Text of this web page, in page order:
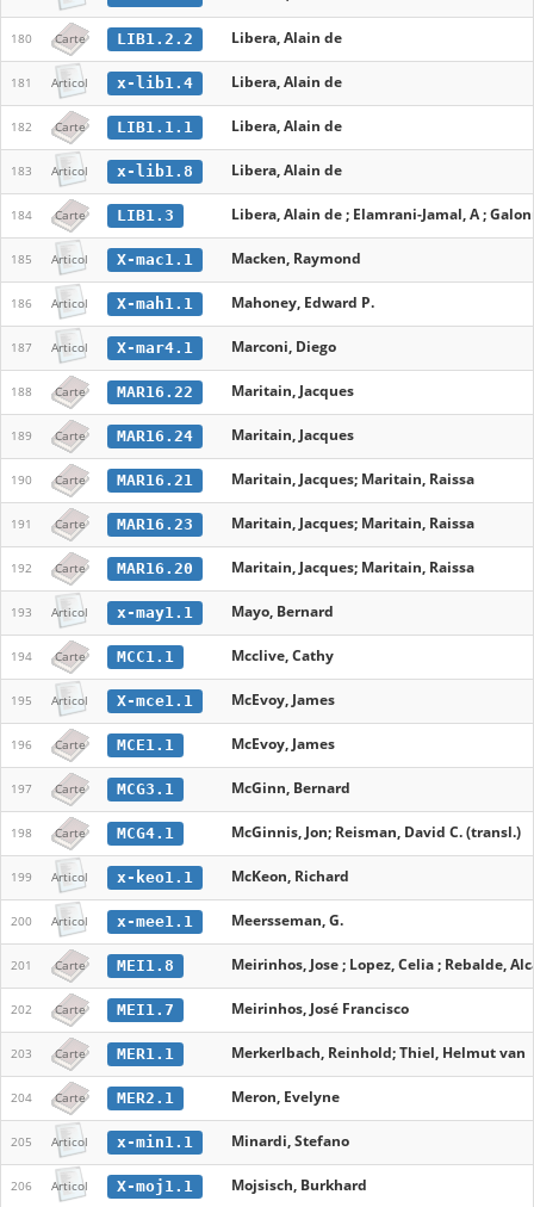
180 Carte LIB1.2.2 Libera, Alain de
181 Articol x-lib1.4 Libera, Alain de
182 Carte LIB1.1.1 Libera, Alain de
183 Articol x-lib1.8 Libera, Alain de
184 Carte LIB1.3 Libera, Alain de ; Elamrani-Jamal, A ;
185 Articol X-mac1.1 Macken, Raymond
186 Articol X-mah1.1 Mahoney, Edward P.
187 Articol X-mar4.1 Marconi, Diego
188 Carte MAR16.22 Maritain, Jacques
189 Carte MAR16.24 Maritain, Jacques
190 Carte MAR16.21 Maritain, Jacques; Maritain, Raissa
191 Carte MAR16.23 Maritain, Jacques; Maritain, Raissa
192 Carte MAR16.20 Maritain, Jacques; Maritain, Raissa
193 Articol x-may1.1 Mayo, Bernard
194 Carte MCC1.1 Mcclive, Cathy
195 Articol X-mce1.1 McEvoy, James
196 Carte MCE1.1 McEvoy, James
197 Carte MCG3.1 McGinn, Bernard
198 Carte MCG4.1 McGinnis, Jon; Reisman, David C. (transl.)
199 Articol x-keo1.1 McKeon, Richard
200 Articol x-mee1.1 Meersseman, G.
201 Carte MEI1.8 Meirinhos, Jose ; Lopez, Celia ; Rebalde,
202 Carte MEI1.7 Meirinhos, José Francisco
203 Carte MER1.1 Merkerlbach, Reinhold; Thiel, Helmut van
204 Carte MER2.1 Meron, Evelyne
205 Articol x-min1.1 Minardi, Stefano
206 Articol X-moj1.1 Mojsisch, Burkhard